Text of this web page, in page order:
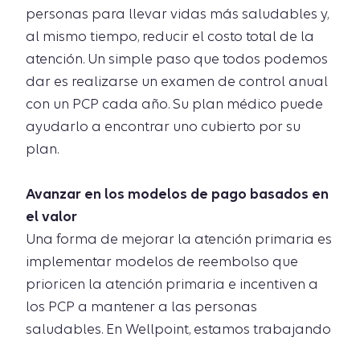
personas para llevar vidas más saludables y,
al mismo tiempo, reducir el costo total de la
atención. Un simple paso que todos podemos
dar es realizarse un examen de control anual
con un PCP cada año. Su plan médico puede
ayudarlo a encontrar uno cubierto por su
plan.
Avanzar en los modelos de pago basados en
el valor
Una forma de mejorar la atención primaria es
implementar modelos de reembolso que
prioricen la atención primaria e incentiven a
los PCP a mantener a las personas
saludables. En Wellpoint, estamos trabajando